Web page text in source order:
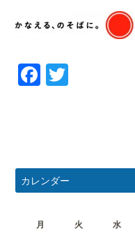
Facebook
カレンダー
月
火 水